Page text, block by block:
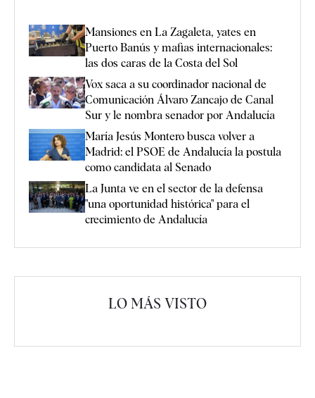
Mansiones en La Zagaleta, yates en
Puerto Banús y mafias internacionales:
las dos caras de la Costa del Sol
Vox saca a su coordinador nacional de
Comunicación Álvaro Zancajo de Canal
Sur y le nombra senador por Andalucía
María Jesús Montero busca volver a
Madrid: el PSOE de Andalucía la postula
como candidata al Senado
La Junta ve en el sector de la defensa
"una oportunidad histórica" para el
crecimiento de Andalucía
LO MÁS VISTO